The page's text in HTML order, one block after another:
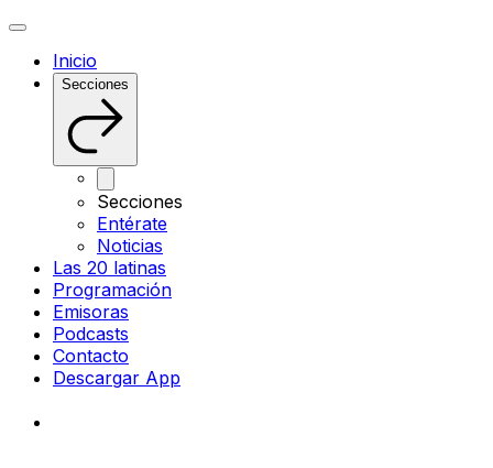
Inicio
Secciones
Secciones
Entérate
Noticias
Las 20 latinas
Programación
Emisoras
Podcasts
Contacto
Descargar App